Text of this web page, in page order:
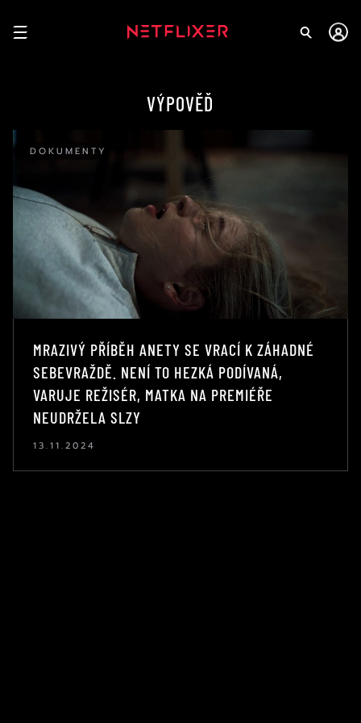
VÝPOVĚĎ
DOKUMENTY
MRAZIVÝ PŘÍBĚH ANETY SE VRACÍ K ZÁHADNÉ
SEBEVRAŽDĚ. NENÍ TO HEZKÁ PODÍVANÁ,
VARUJE REŽISÉR, MATKA NA PREMIÉŘE
NEUDRŽELA SLZY
13.11.2024